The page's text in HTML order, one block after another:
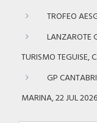
TROFEO
LANZAROTE
TURISMO TEGUISE,
GP
MARINA, 22 JUL 2026